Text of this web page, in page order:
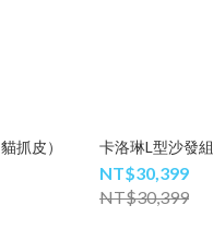
抓皮）
卡洛琳L型沙發組
NT$30,399
NT$30,399